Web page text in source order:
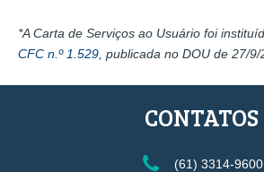
*A Carta de Serviços ao Usuário foi
CFC n.º 1.529 , publicada no DOU de 27/9/
CONTATOS
(61) 3314-9600